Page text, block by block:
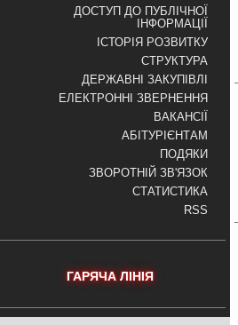
ДОСТУП ДО ПУБЛІЧНОЇ
ІНФОРМАЦІЇ
ІСТОРІЯ РОЗВИТКУ
СТРУКТУРА
ДЕРЖАВНІ ЗАКУПІВЛІ
ЕЛЕКТРОННІ ЗВЕРНЕННЯ
ВАКАНСІЇ
АБІТУРІЄНТАМ
ПОДЯКИ
ЗВОРОТНІЙ ЗВ'ЯЗОК
СТАТИСТИКА
RSS
ГАРЯЧА ЛІНІЯ